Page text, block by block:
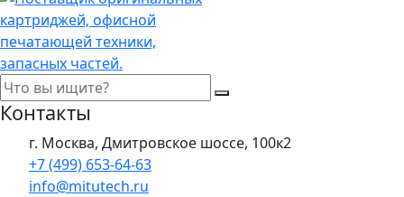
Контакты
г. Москва, Дмитровское шоссе, 100к2
+7 (499) 653-64-63
info@mitutech.ru